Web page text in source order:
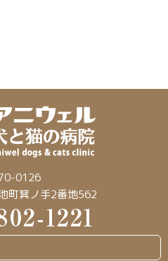
0126
町箕ノ手2番地562